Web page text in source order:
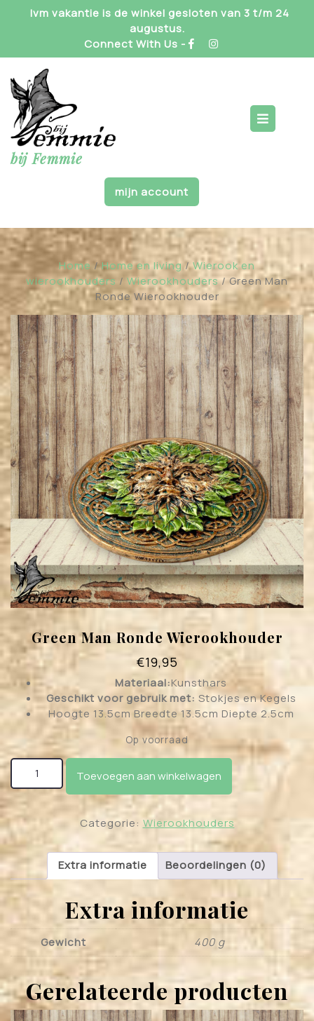
Ivm vakantie is de winkel gesloten van 3 t/m 24
augustus.
Connect With Us -
bij Femmie
mijn account
Home /Home en living /Wierook en
wierookhouders / Wierookhouders/ Green Man
Ronde Wierookhouder
Green Man Ronde Wierookhouder
€19,95
Materiaal:Kunsthars
Geschikt voor gebruik met: Stokjes en Kegels
Hoogte 13.5cm Breedte 13.5cm Diepte 2.5cm
Op voorraad
Green Man Ronde Wierookhouder aantal
Toevoegen aan winkelwagen
Categorie: Wierookhouders
Extra informatie Beoordelingen (0)
Extra informatie
Gewicht 400 g
Gerelateerde producten